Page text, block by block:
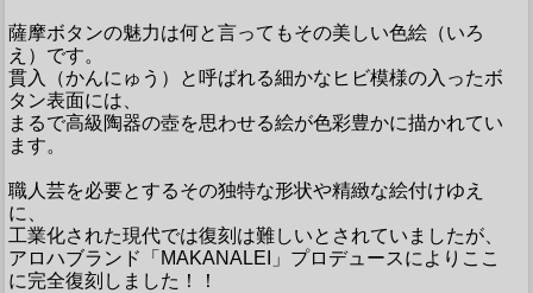
薩摩ボタンの魅力は何と言ってもその美しい色絵（いろ
え）です。
貫入（かんにゅう）と呼ばれる細かなヒビ模様の入ったボ
タン表面には、
まるで高級陶器の壺を思わせる絵が色彩豊かに描かれてい
ます。
職人芸を必要とするその独特な形状や精緻な絵付けゆえ
に、
工業化された現代では復刻は難しいとされていましたが、
アロハブランド「MAKANALEI」プロデュースによりここ
に完全復刻しました！！